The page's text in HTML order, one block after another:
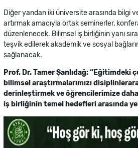
Diğer yandan iki üniversite arasında bilgi
artırmak amacıyla ortak seminerler,
düzenlenecek. Bilimsel iş birliğinin yanı
teşvik edilerek akademik ve sosyal
sağlanacak.
Prof. Dr. Tamer Şanlıdağ: “Eğitimdeki
bilimsel araştırmalarımızı
derinleştirmek ve öğrencilerimize
iş birliğinin temel hedefleri arasında